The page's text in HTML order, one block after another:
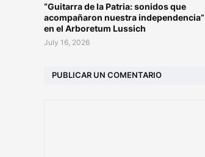
“Guitarra de la Patria: sonidos que
acompañaron nuestra independencia”
en el Arboretum Lussich
July 16, 2026
PUBLICAR UN COMENTARIO